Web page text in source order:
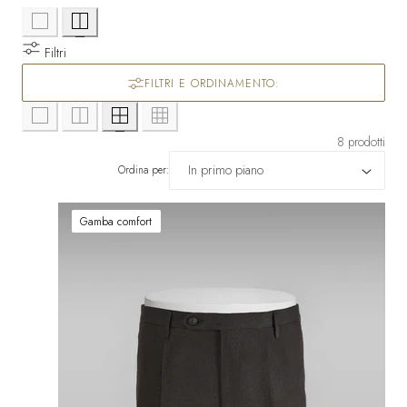
Filtri
FILTRI E ORDINAMENTO:
8 prodotti
Ordina per:
Gamba comfort